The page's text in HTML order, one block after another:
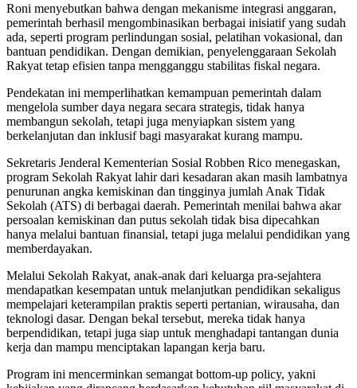
Roni menyebutkan bahwa dengan mekanisme integrasi anggaran,
pemerintah berhasil mengombinasikan berbagai inisiatif yang sudah
ada, seperti program perlindungan sosial, pelatihan vokasional, dan
bantuan pendidikan. Dengan demikian, penyelenggaraan Sekolah
Rakyat tetap efisien tanpa mengganggu stabilitas fiskal negara.
Pendekatan ini memperlihatkan kemampuan pemerintah dalam
mengelola sumber daya negara secara strategis, tidak hanya
membangun sekolah, tetapi juga menyiapkan sistem yang
berkelanjutan dan inklusif bagi masyarakat kurang mampu.
Sekretaris Jenderal Kementerian Sosial Robben Rico menegaskan,
program Sekolah Rakyat lahir dari kesadaran akan masih lambatnya
penurunan angka kemiskinan dan tingginya jumlah Anak Tidak
Sekolah (ATS) di berbagai daerah. Pemerintah menilai bahwa akar
persoalan kemiskinan dan putus sekolah tidak bisa dipecahkan
hanya melalui bantuan finansial, tetapi juga melalui pendidikan yang
memberdayakan.
Melalui Sekolah Rakyat, anak-anak dari keluarga pra-sejahtera
mendapatkan kesempatan untuk melanjutkan pendidikan sekaligus
mempelajari keterampilan praktis seperti pertanian, wirausaha, dan
teknologi dasar. Dengan bekal tersebut, mereka tidak hanya
berpendidikan, tetapi juga siap untuk menghadapi tantangan dunia
kerja dan mampu menciptakan lapangan kerja baru.
Program ini mencerminkan semangat bottom-up policy, yakni